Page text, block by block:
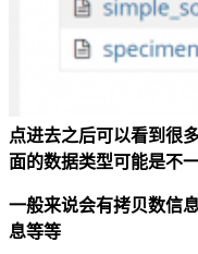
点进去之后可以看到很
面的数据类型可能是不一
一般来说会有拷贝数信
息等等